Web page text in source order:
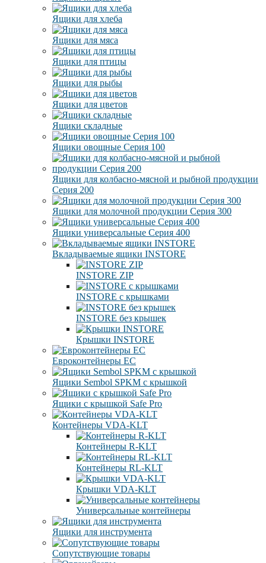
Ящики для хлеба
Ящики для мяса
Ящики для птицы
Ящики для рыбы
Ящики для цветов
Ящики складные
Ящики овощные Серия 100
Ящики для колбасно-мясной и рыбной продукции
Серия 200
Ящики для молочной продукции Серия 300
Ящики универсальные Серия 400
Вкладываемые ящики INSTORE
INSTORE ZIP
INSTORE с крышками
INSTORE без крышек
Крышки INSTORE
Евроконтейнеры ЕC
Ящики Sembol SPKM с крышкой
Ящики с крышкой Safe Pro
Контейнеры VDA-KLT
Контейнеры R-KLT
Контейнеры RL-KLT
Крышки VDA-KLT
Универсальные контейнеры
Ящики для инструмента
Сопутствующие товары